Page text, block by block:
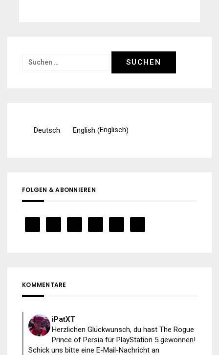
Suchen
Deutsch English (Englisch)
FOLGEN & ABONNIEREN
KOMMENTARE
iPatXT
Herzlichen Glückwunsch, du hast The Rogue
Prince of Persia für PlayStation 5 gewonnen!
Schick uns bitte eine E-Mail-Nachricht an